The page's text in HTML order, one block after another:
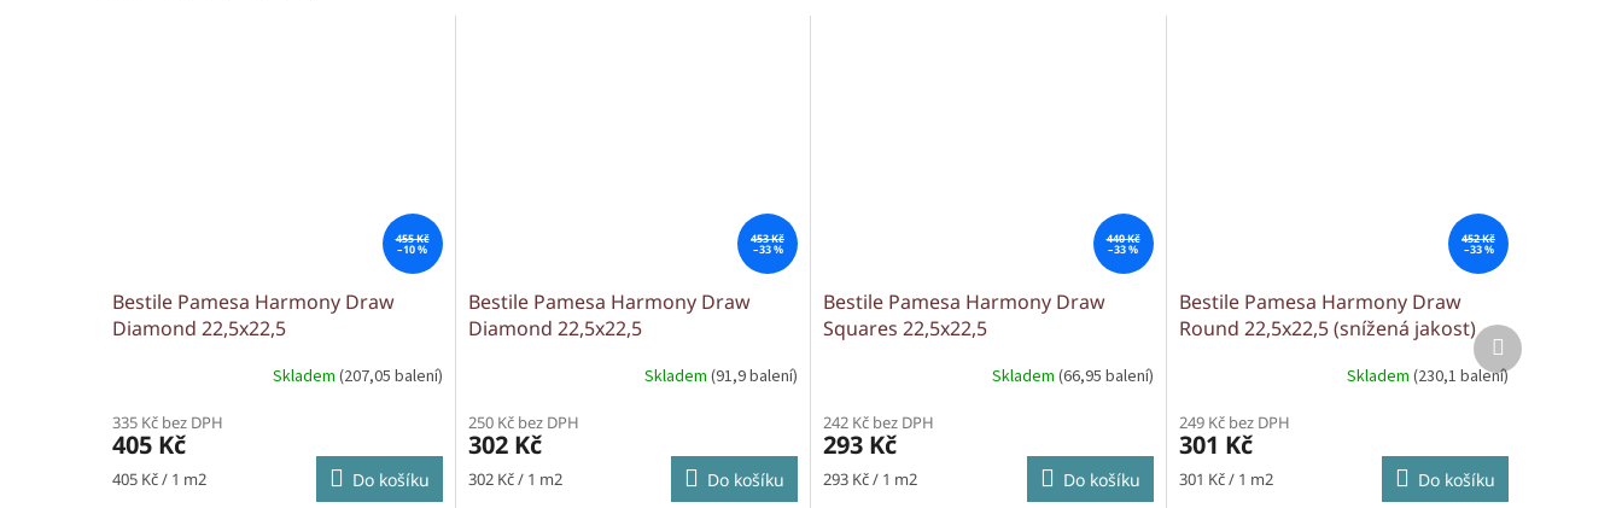
455 Kč
–10 %
Bestile Pamesa Harmony Draw
Diamond 22,5x22,5
Skladem (207,05 balení)
335 Kč bez DPH
405 Kč
Měrná
405 Kč / 1 m2 Do košíku
453 Kč
–33 %
Bestile Pamesa Harmony Draw
Diamond 22,5x22,5
Skladem (91,9 balení)
250 Kč bez DPH
302 Kč
Měrná
302 Kč / 1 m2 Do košíku
440 Kč
–33 %
Bestile Pamesa Harmony Draw
Squares 22,5x22,5
Skladem (66,95 balení)
242 Kč bez DPH
293 Kč
Měrná
293 Kč / 1 m2 Do košíku
452 Kč
–33 %
Bestile Pamesa Harmony Draw
Round 22,5x22,5 (snížená jakost)
Skladem (230,1 balení)
249 Kč bez DPH
301 Kč
Měrná
301 Kč / 1 m2 Do košíku
Další
produkt